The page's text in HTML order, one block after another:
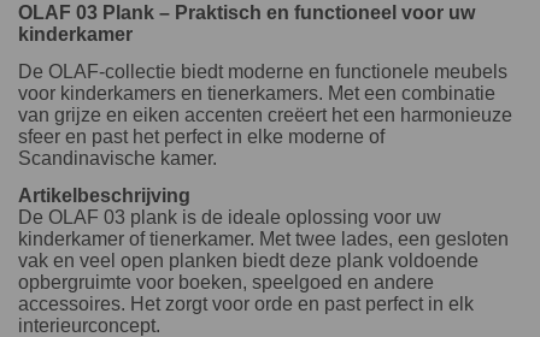
OLAF 03 Plank – Praktisch en functioneel voor uw
kinderkamer
De OLAF-collectie biedt moderne en functionele meubels
voor kinderkamers en tienerkamers. Met een combinatie
van grijze en eiken accenten creëert het een harmonieuze
sfeer en past het perfect in elke moderne of
Scandinavische kamer.
Artikelbeschrijving
De OLAF 03 plank is de ideale oplossing voor uw
kinderkamer of tienerkamer. Met twee lades, een gesloten
vak en veel open planken biedt deze plank voldoende
opbergruimte voor boeken, speelgoed en andere
accessoires. Het zorgt voor orde en past perfect in elk
interieurconcept.